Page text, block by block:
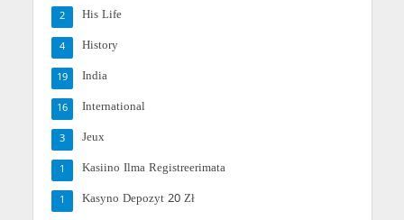
His Life
2
History
4
India
19
International
16
Jeux
3
Kasiino Ilma Registreerimata
1
Kasyno Depozyt 20 Zł
1